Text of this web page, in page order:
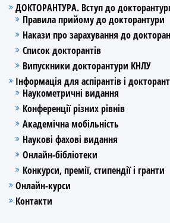
ДОКТОРАНТУРА. Вступ до
Правила прийому до докторантури
Накази про зарахування до
Список докторантів
Випускники докторантури КНЛУ
Інформація для аспірантів і
Наукометричні видання
Конференції різних рівнів
Академічна мобільність
Наукові фахові видання
Онлайн-бібліотеки
Конкурси, премії, стипендії і гранти
Онлайн-курси
Контакти